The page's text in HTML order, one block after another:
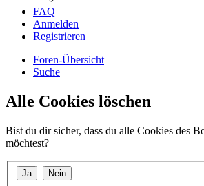
FAQ
Anmelden
Registrieren
Foren-Übersicht
Suche
Alle Cookies löschen
Bist du dir sicher, dass du alle Cookies des
möchtest?